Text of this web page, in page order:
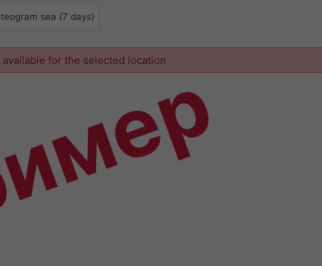
sea (7 days)
for the selected location